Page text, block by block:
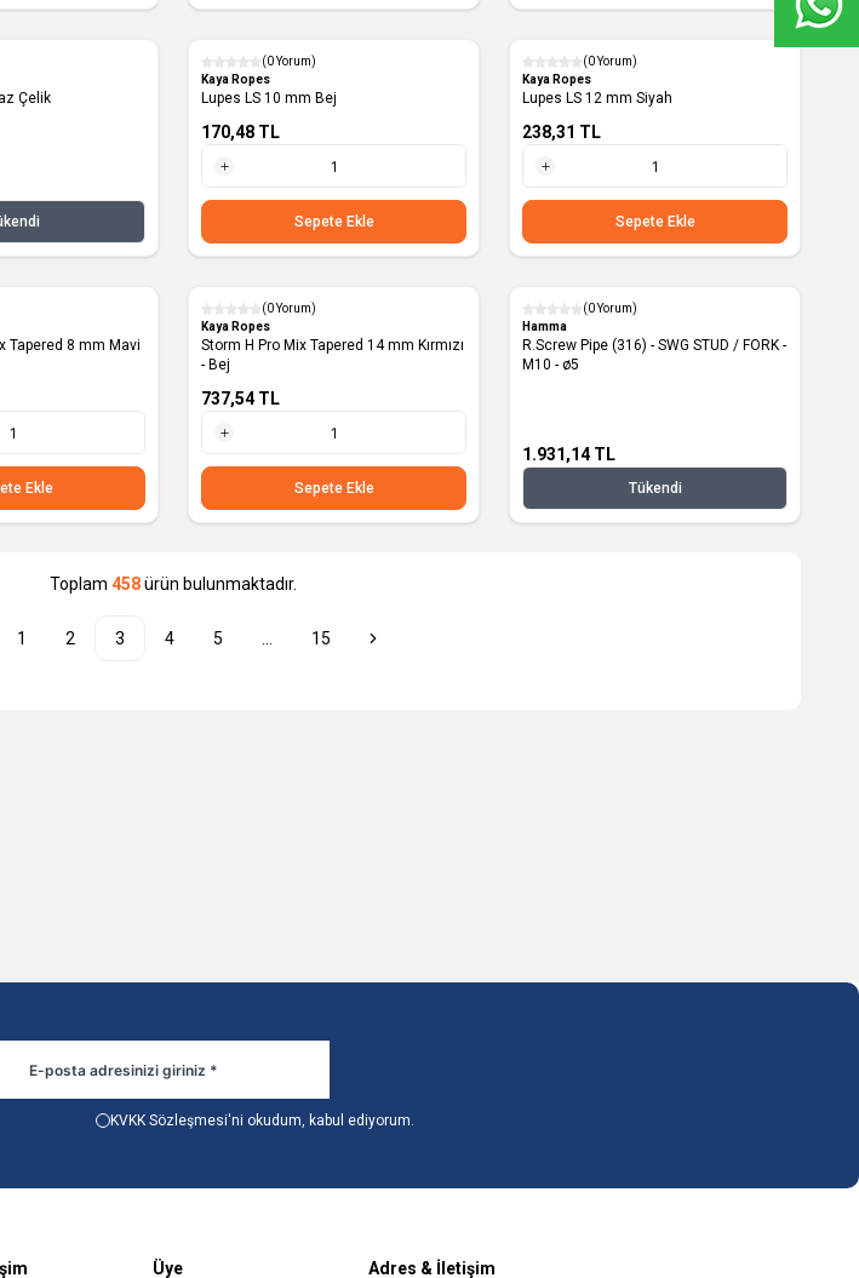
Çelik
Yeni
(0 Yorum)
Kaya Ropes
Lupes LS 10 mm Bej
170,48 TL
1 Metre
Sepete Ekle
Yeni
(0 Yorum)
Kaya Ropes
Lupes LS 12 mm Siyah
238,31 TL
1 Metre
Sepete Ekle
Tapered 8 mm Mavi
Ekle
Yeni
(0 Yorum)
Kaya Ropes
Storm H Pro Mix Tapered 14 mm Kırmızı
- Bej
737,54TL
1 Metre
Sepete Ekle
Yeni
(0 Yorum)
Hamma
R.Screw Pipe (316) - SWG STUD / FORK -
M10 - ø5
1.931,14TL
Tükendi
Toplam 458ürün bulunmaktadır.
1 2 3 4 5 15
KVKK Sözleşmesi'ni okudum, kabul ediyorum.
Üye Adres & İletişim